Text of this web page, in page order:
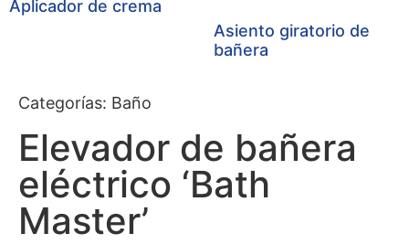
Aplicador de crema
Asiento giratorio de
bañera
Categorías: Baño
Elevador de bañera
eléctrico ‘Bath
Master’